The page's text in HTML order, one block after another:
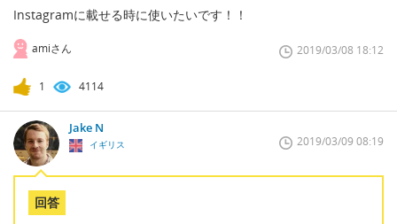
Instagramに載せる時に使いたいです！！
amiさん 2019/03/08 18:12
1 4114
Jake N
イギリス 2019/03/09 08:19
回答